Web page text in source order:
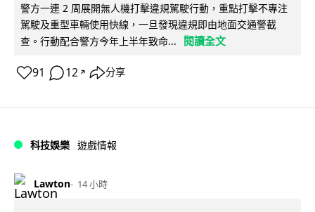
警方一連 2 周展開無人機打擊違規駕駛行動，重點打擊不專注
駕駛及重型車輛使用快線，一旦發現違規即由地面交通警截
查。行動配合警方今年上半年致命...
閱讀全文
91 12 ↗ 分享
科技娛樂 遊戲情報
Lawton 14 小時